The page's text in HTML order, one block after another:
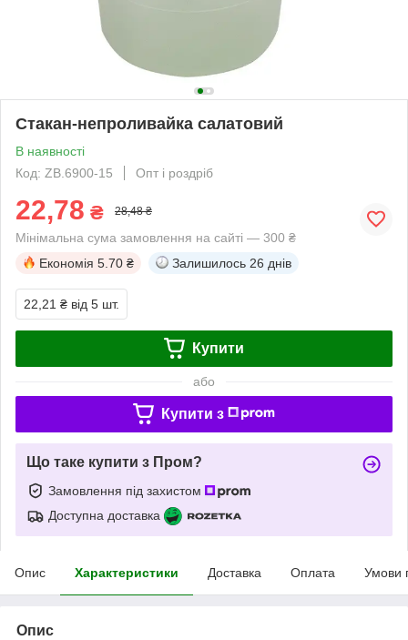
Стакан-непроливайка салатовий
В наявності
Код: ZB.6900-15
Опт і роздріб
22,78 ₴ 28,48 ₴
Мінімальна сума замовлення на сайті — 300 ₴
Економія 5.70 ₴ Залишилось 26 днів
22,21 ₴ від 5 шт.
Купити
або
Купити з
Що таке купити з Пром?
Замовлення під захистом
Доступна доставка
Опис Характеристики Доставка Оплата Умови
Опис